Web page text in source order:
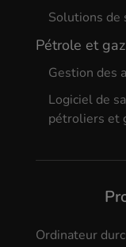
Solutions de
Pétrole et gaz
Gestion des
Logiciel de
pétroliers et
Ordinateur